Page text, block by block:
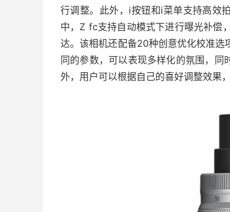
行调整。此外，i按钮和i菜单支持高效
中，Z fc支持自动模式下进行曝光补偿
达。该相机还配备20种创意优化校准选
同的参数，可以表现多样化的氛围，同
外，用户可以根据自己的喜好调整效果